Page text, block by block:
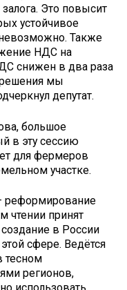
Это повысит
устойчивое
Также
НДС на
снижен в два раза
решения мы
депутат.
большое
в эту сессию
для фермеров
участке.
реформирование
чтении принят
в России
сфере. Ведётся
тесном
регионов,